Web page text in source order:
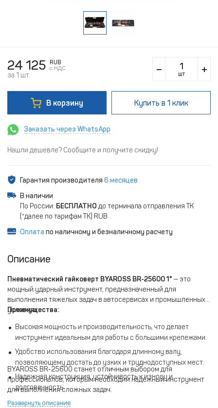
24 125
RUB
c НДС
за 1 шт. шт
В корзину Купить в 1 клик
Заказать через WhatsApp
Нашли дешевле? Сообщите и получите скидку!
Гарантия производителя 6 месяцев
В наличии
По России: БЕСПЛАТНО до терминала отправления ТК
(*далее по тарифам ТК) RUB
Оплата по наличному и безналичному расчету
Описание
Пневматический гайковерт BYAROSS BR-25600 1" — это
мощный ударный инструмент, предназначенный для
выполнения тяжелых задач в автосервисах и промышленных
условиях.
Преимущества:
Высокая мощность и производительность, что делает
инструмент идеальным для работы с большими крепежами.
Удобство использования благодаря длинному валу,
позволяющему достать до узких и труднодоступных мест.
Надежная конструкция, устойчивость к износу и
долговечность.
BYAROSS BR-25600 станет отличным выбором для
профессионалов, которым необходим надежный инструмент
для выполнения сложных задач.
Развернуть описание